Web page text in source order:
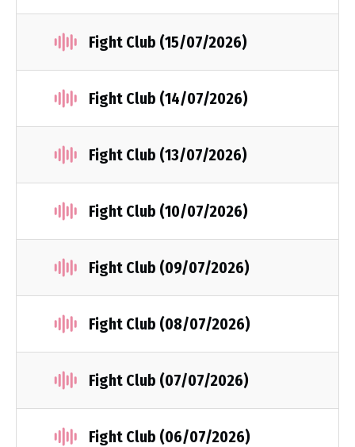
Fight Club (15/07/2026)
Fight Club (14/07/2026)
Fight Club (13/07/2026)
Fight Club (10/07/2026)
Fight Club (09/07/2026)
Fight Club (08/07/2026)
Fight Club (07/07/2026)
Fight Club (06/07/2026)